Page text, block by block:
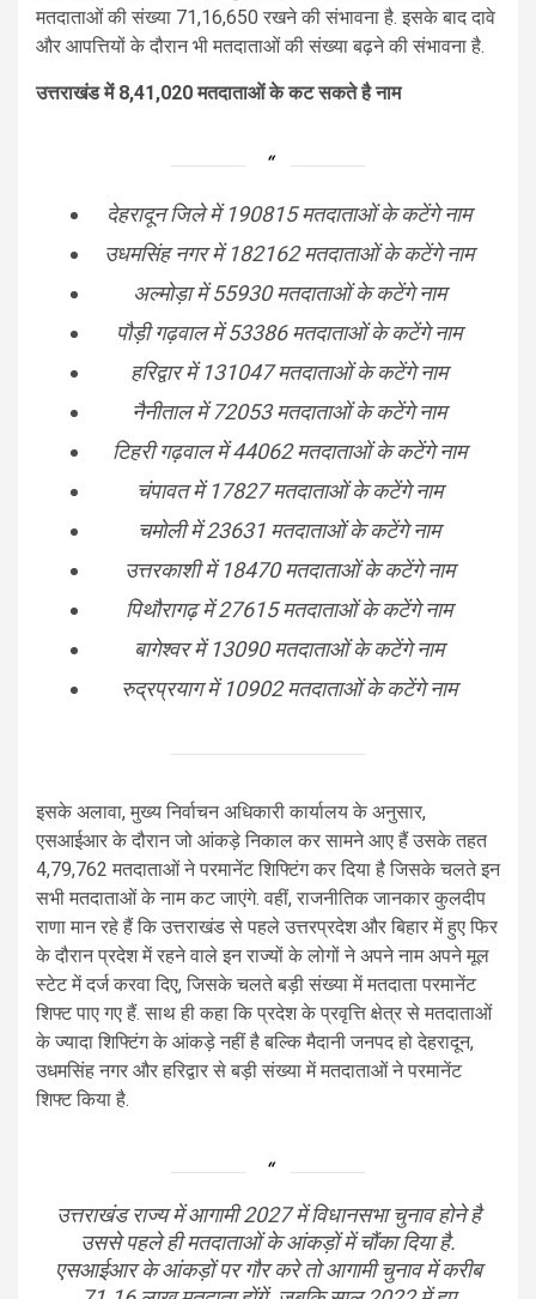
मतदाताओं की संख्या 71,16,650 रखने की संभावना है. इसके बाद दावे
और आपत्तियों के दौरान भी मतदाताओं की संख्या बढ़ने की संभावना है.
उत्तराखंड में 8,41,020 मतदाताओं के कट सकते है नाम
देहरादून जिले में 190815 मतदाताओं के कटेंगे नाम
उधमसिंह नगर में 182162 मतदाताओं के कटेंगे नाम
अल्मोड़ा में 55930 मतदाताओं के कटेंगे नाम
पौड़ी गढ़वाल में 53386 मतदाताओं के कटेंगे नाम
हरिद्वार में 131047 मतदाताओं के कटेंगे नाम
नैनीताल में 72053 मतदाताओं के कटेंगे नाम
टिहरी गढ़वाल में 44062 मतदाताओं के कटेंगे नाम
चंपावत में 17827 मतदाताओं के कटेंगे नाम
चमोली में 23631 मतदाताओं के कटेंगे नाम
उत्तरकाशी में 18470 मतदाताओं के कटेंगे नाम
पिथौरागढ़ में 27615 मतदाताओं के कटेंगे नाम
बागेश्वर में 13090 मतदाताओं के कटेंगे नाम
रुद्रप्रयाग में 10902 मतदाताओं के कटेंगे नाम
इसके अलावा, मुख्य निर्वाचन अधिकारी कार्यालय के अनुसार,
एसआईआर के दौरान जो आंकड़े निकाल कर सामने आए हैं उसके तहत
4,79,762 मतदाताओं ने परमानेंट शिफ्टिंग कर दिया है जिसके चलते इन
सभी मतदाताओं के नाम कट जाएंगे. वहीं, राजनीतिक जानकार कुलदीप
राणा मान रहे हैं कि उत्तराखंड से पहले उत्तरप्रदेश और बिहार में हुए फिर
के दौरान प्रदेश में रहने वाले इन राज्यों के लोगों ने अपने नाम अपने मूल
स्टेट में दर्ज करवा दिए, जिसके चलते बड़ी संख्या में मतदाता परमानेंट
शिफ्ट पाए गए हैं. साथ ही कहा कि प्रदेश के प्रवृत्ति क्षेत्र से मतदाताओं
के ज्यादा शिफ्टिंग के आंकड़े नहीं है बल्कि मैदानी जनपद हो देहरादून,
उधमसिंह नगर और हरिद्वार से बड़ी संख्या में मतदाताओं ने परमानेंट
शिफ्ट किया है.
उत्तराखंड राज्य में आगामी 2027 में विधानसभा चुनाव होने है
उससे पहले ही मतदाताओं के आंकड़ों में चौंका दिया है.
एसआईआर के आंकड़ों पर गौर करे तो आगामी चुनाव में करीब